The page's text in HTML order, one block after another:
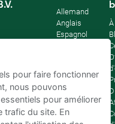
Allemand
Anglais
Espagnol
pour faire fonctionner
nous pouvons
pour améliorer
trafic du site. En